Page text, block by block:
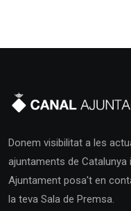
Donem visibilitat a les
ajuntaments de
Ajuntament posa't en
la teva Sala de Premsa.